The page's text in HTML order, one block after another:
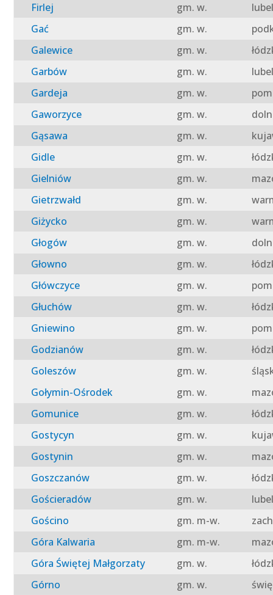
Firlej
gm. w.
Gać
gm. w.
Galewice
gm. w.
Garbów
gm. w.
Gardeja
gm. w.
Gaworzyce
gm. w.
Gąsawa
gm. w.
Gidle
gm. w.
Gielniów
gm. w.
Gietrzwałd
gm. w.
Giżycko
gm. w.
Głogów
gm. w.
Głowno
gm. w.
Główczyce
gm. w.
Głuchów
gm. w.
Gniewino
gm. w.
Godzianów
gm. w.
Goleszów
gm. w.
Gołymin-Ośrodek
gm. w.
Gomunice
gm. w.
Gostycyn
gm. w.
Gostynin
gm. w.
Goszczanów
gm. w.
Gościeradów
gm. w.
Gościno
gm. m-w.
Góra Kalwaria
gm. m-w.
Góra Świętej Małgorzaty
gm. w.
Górno
gm. w.